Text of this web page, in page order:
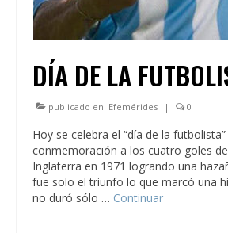
DÍA DE LA
publicado en: Efemérides | 0
Hoy se celebra el “día de la futbolista”
conmemoración a los cuatro goles de
Inglaterra en 1971 logrando una
fue solo el triunfo lo que marcó una
no duró sólo … Continuar